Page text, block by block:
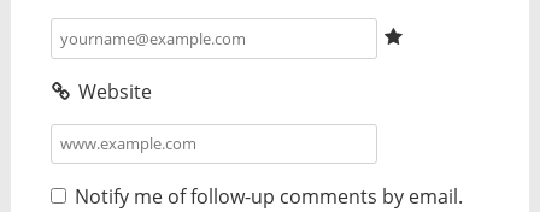
Website
Notify me of follow-up comments by email.